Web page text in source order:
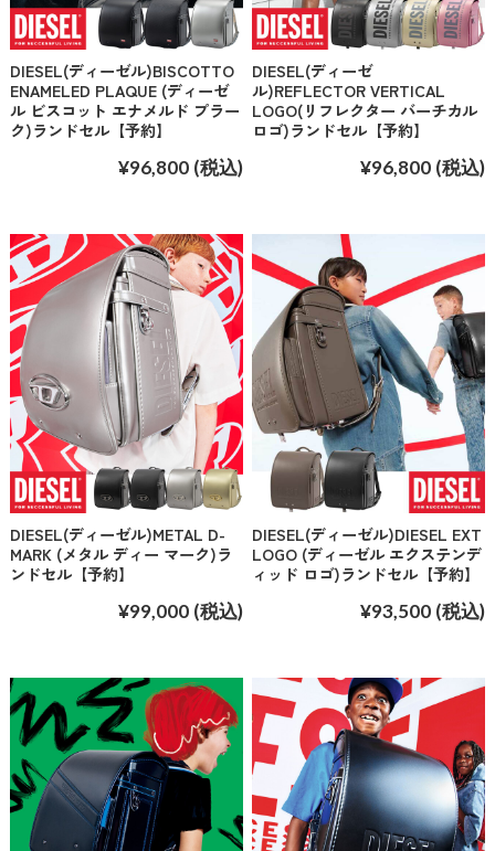
DIESEL(ディーゼル)BISCOTTO
ENAMELED PLAQUE (ディーゼ
ル ビスコット エナメルド プラー
ク)ランドセル【予約】
¥96,800 (税込)
DIESEL(ディーゼ
ル)REFLECTOR VERTICAL
LOGO(リフレクター バーチカル
ロゴ)ランドセル【予約】
¥96,800 (税込)
DIESEL(ディーゼル)METAL D-
MARK (メタル ディー マーク)ラ
ンドセル【予約】
¥99,000 (税込)
DIESEL(ディーゼル)DIESEL EXT
LOGO (ディーゼル エクステンデ
ィッド ロゴ)ランドセル【予約】
¥93,500 (税込)